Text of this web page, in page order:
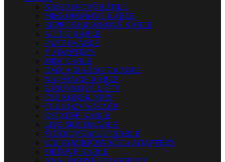
NÁSTROJOVÉ KÁBLE
MIKROFÓNOVÉ KÁBLE
REPRODUKTOROVÉ KÁBLE
AUDIO KÁBLE
PATCH KÁBLE
Y ADAPTÉRY
MIDI KÁBLE
DMX A RIADIACE KÁBLE
NAPÁJACIE KÁBLE
ZÁSUVKOVÉ LIŠTY
CEE KONEKTORY
CEE ROZVÁDZAČE
OSTATNÉ KÁBLE
LIVE MULTIKÁBLE
ŠTÚDIOVÉ MULTIKÁBLE
CAT ROZBOČOVAČE A ADAPTÉRY
SIEŤOVÉ KÁBLE